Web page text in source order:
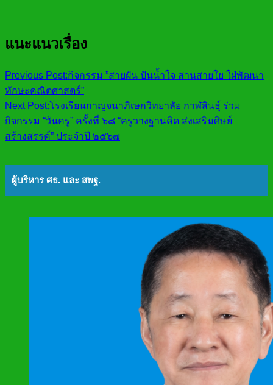
แนะแนวเรื่อง
Previous Post:กิจกรรม ”สายฝัน ปันน้ำใจ สานสายใย ใฝ่พัฒนา
ทักษะคณิตศาสตร์”
Next Post:โรงเรียนกาญจนาภิเษกวิทยาลัย กาฬสินธุ์ ร่วม
กิจกรรม “วันครู” ครั้งที่ ๖๘ “ครูวางฐานคิด ส่งเสริมศิษย์
สร้างสรรค์” ประจำปี ๒๕๖๗
ผู้บริหาร ศธ. และ สพฐ.